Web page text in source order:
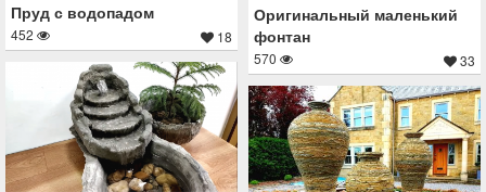
Пруд с водопадом
452 18
Оригинальный маленький
фонтан
570 33